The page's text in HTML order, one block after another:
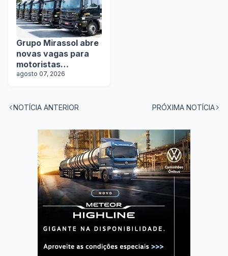
Grupo Mirassol abre
novas vagas para
motoristas
categoria D e E
agosto 07, 2026
NOTÍCIA ANTERIOR PRÓXIMA NOTÍCIA